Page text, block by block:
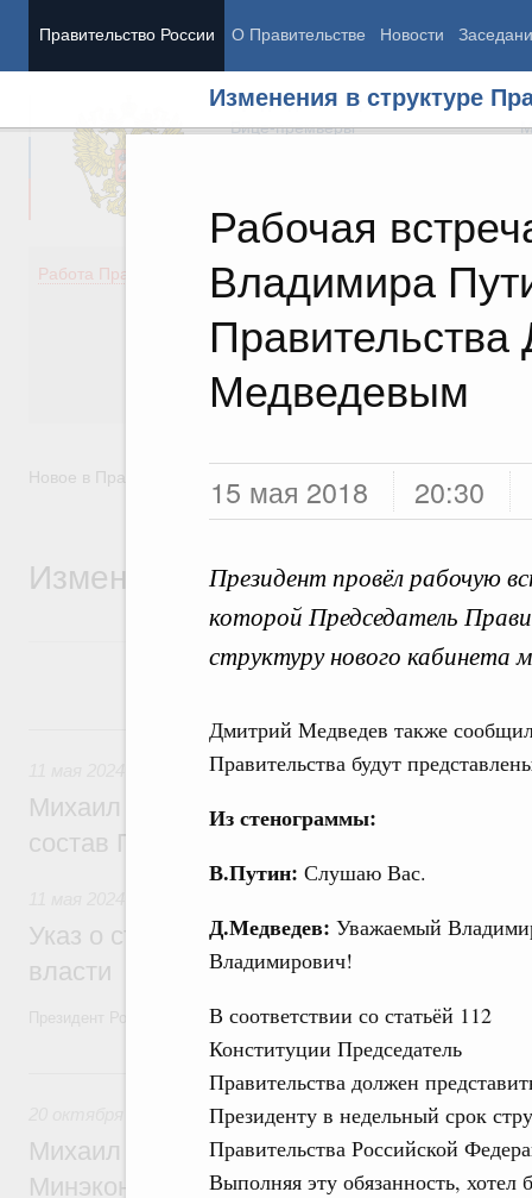
Правительство России О Правительстве Новости
Изменения в структуре
Рабочая
Владимира
Медведевым
15 мая 2018 20:30
Президент провёл рабочую
которой Председатель
структуру нового кабинета
Дмитрий Медведев также
Правительства будут
Из стенограммы:
В.Путин: Слушаю Вас.
Д.Медведев: Уважаемый
Владимирович!
В соответствии со статьёй 112
Конституции Председатель
Правительства должен
Президенту в недельный срок
Правительства Российской
Выполняя эту обязанность,
Председатель Правительства
Вице-премьеры
Работа Правительства
Демография
Здоровье
Культура
Государство
Новое в Правительстве
Изменения в структуре
11 мая 2024, суббота
Михаил Мишустин внес на
состав Правительства
Указ о структуре федеральных органов
власти
Президент России подписал Указ «О структуре федеральных
20 октября 2022, четверг
Михаил Мишустин утвердил изменения в
Минэкономразвития, связанные с